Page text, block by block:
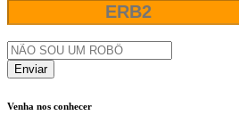
Enviar
Venha nos conhecer